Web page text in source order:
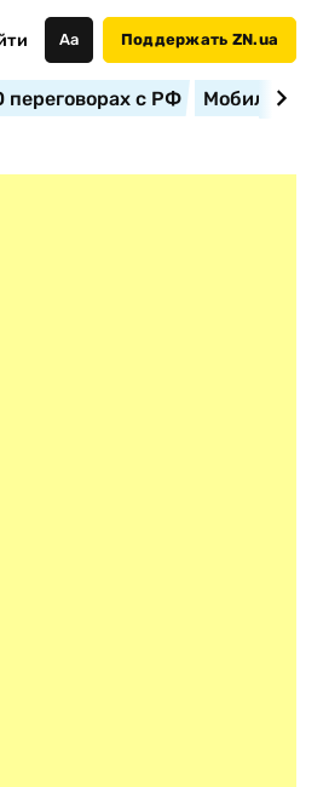
Аа Поддержать ZN.ua
переговорах с РФ